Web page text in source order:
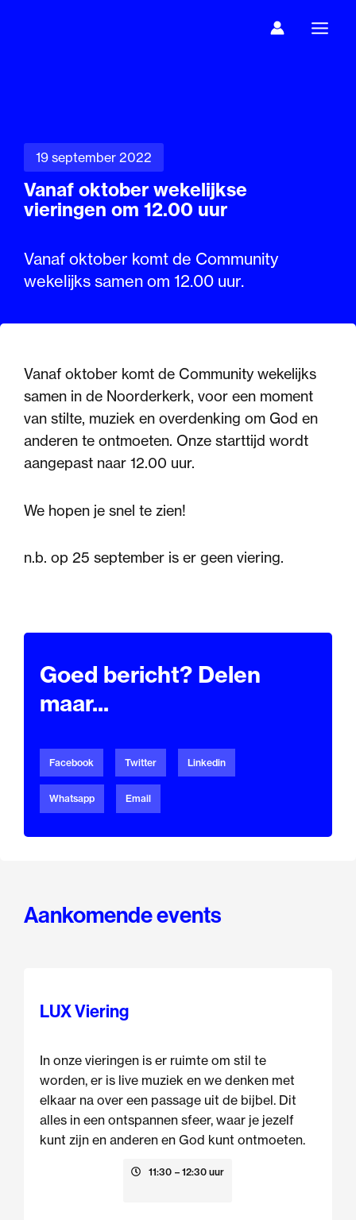
19 september 2022
Vanaf oktober wekelijkse
vieringen om 12.00 uur
Vanaf oktober komt de Community
wekelijks samen om 12.00 uur.
Vanaf oktober komt de Community wekelijks
samen in de Noorderkerk, voor een moment
van stilte, muziek en overdenking om God en
anderen te ontmoeten. Onze starttijd wordt
aangepast naar 12.00 uur.
We hopen je snel te zien!
n.b. op 25 september is er geen viering.
Goed bericht? Delen
maar...
Facebook Twitter Linkedin
Whatsapp Email
Aankomende events
LUX Viering
In onze vieringen is er ruimte om stil te
worden, er is live muziek en we denken met
elkaar na over een passage uit de bijbel. Dit
alles in een ontspannen sfeer, waar je jezelf
kunt zijn en anderen en God kunt ontmoeten.
11:30 – 12:30 uur